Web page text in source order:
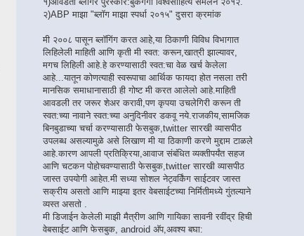
२)ABP माझा "ब्लॉग माझा स्पर्धा २०१५" दुसरा क्रमांक
मी २००८ पासून ब्लॉगिंग करत आहे,या ठिकाणी विविध विभागात
लिहिलेली माहिती आणि कृती मी स्वत: करून,खात्री झाल्यावर,
मगच लिहिली आहे.हे करण्यासाठी स्वत:चा वेळ खर्च केलेला
आहे...यातून कोणत्याही स्वरूपाचा आर्थिक फायदा होत नसला तरी
मानसिक समाधानासाठी ही गोष्ट मी करत आलेलो आहे.माहिती
आवडली तर जरूर शेअर करावी,पण कृपया उचलेगिरी करून ती
स्वत:च्या नावाने स्वत:च्या अनुदिनीवर डकवू नये.राजकीय,सामजिक
बिनबुडाच्या चर्चा करण्यासाठी फेसबुक,twitter सारखी व्यासपीठ
उपलब्ध असल्यामुळे असे लिखाण मी या ठिकाणी करणे मुद्दाम टाळले
आहे.कारण आपली प्रतिक्रिया,आवाज संबंधित व्यक्तीपर्यंत सहज
आणि चटकन पोहोचवण्यासाठी फेसबुक,twitter सारखी व्यासपीठ
जास्त उपयोगी आहेत.मी सध्या सोशल नेट्वर्किंग साईटवर जास्त
सक्रीय असतो आणि माझ्या इतर वेबसाईटच्या निर्मितीमध्ये गुंतल्याने
व्यस्त असतो .
मी डिजाईन केलेली माझी मैत्रीण आणि गायिका सावनी रवींद्र हिची
वेबसाईट आणि फेसबुक, android अ‍ॅप,अवश्य बघा: